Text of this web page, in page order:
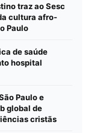
traz ao Sesc
cultura afro-
Paulo
de saúde
hospital
Paulo e
global de
cristãs